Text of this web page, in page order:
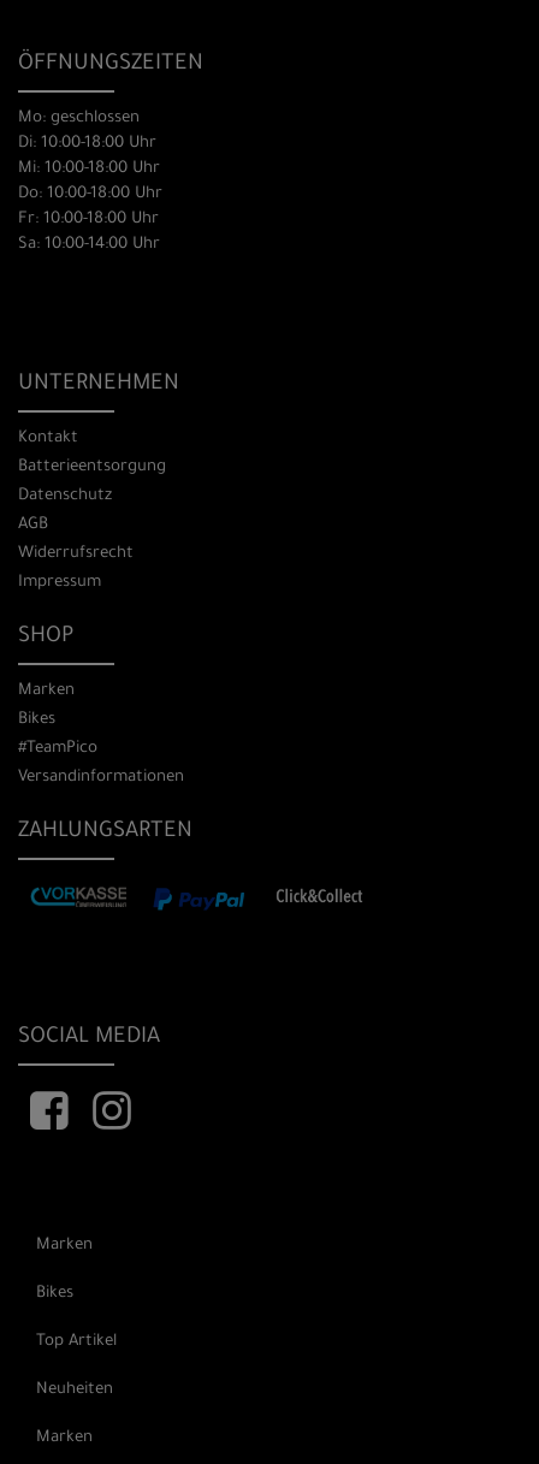
ÖFFNUNGSZEITEN
Mo: geschlossen
Di: 10:00-18:00 Uhr
Mi: 10:00-18:00 Uhr
Do: 10:00-18:00 Uhr
Fr: 10:00-18:00 Uhr
Sa: 10:00-14:00 Uhr
UNTERNEHMEN
Kontakt
Batterieentsorgung
Datenschutz
AGB
Widerrufsrecht
Impressum
SHOP
Marken
Bikes
#TeamPico
Versandinformationen
ZAHLUNGSARTEN
SOCIAL MEDIA
Marken
Bikes
Top Artikel
Neuheiten
Marken